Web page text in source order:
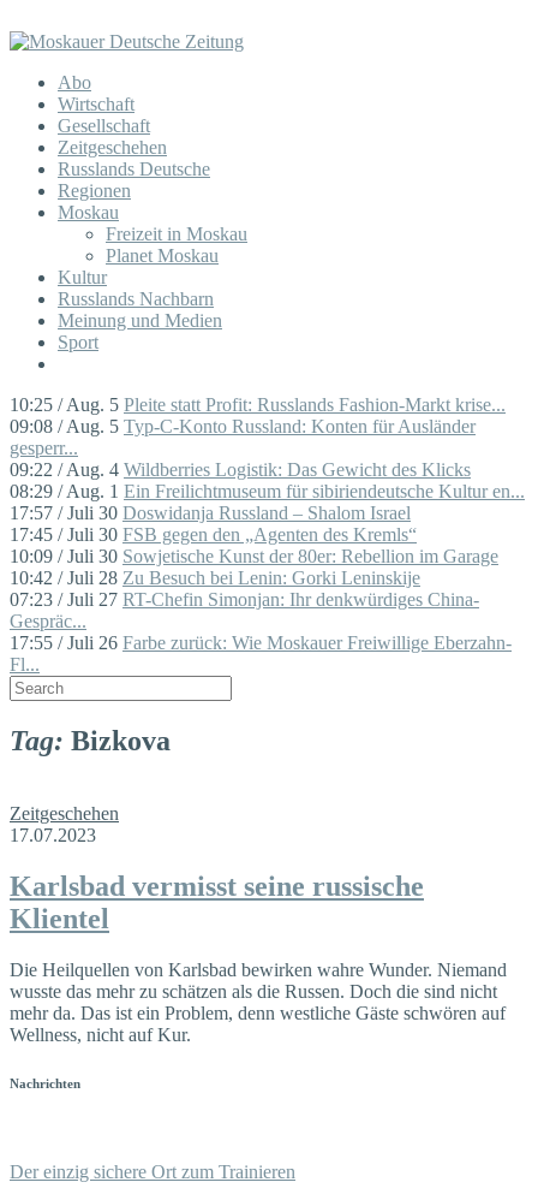
Abo
Wirtschaft
Gesellschaft
Zeitgeschehen
Russlands Deutsche
Regionen
Moskau
Freizeit in Moskau
Planet Moskau
Kultur
Russlands Nachbarn
Meinung und Medien
Sport
10:25 / Aug. 5 Pleite statt Profit: Russlands Fashion-Markt krise...
09:08 / Aug. 5 Typ-C-Konto Russland: Konten für Ausländer
gesperr...
09:22 / Aug. 4 Wildberries Logistik: Das Gewicht des Klicks
08:29 / Aug. 1 Ein Freilichtmuseum für sibiriendeutsche Kultur en...
17:57 / Juli 30 Doswidanja Russland – Shalom Israel
17:45 / Juli 30 FSB gegen den „Agenten des Kremls“
10:09 / Juli 30 Sowjetische Kunst der 80er: Rebellion im Garage
10:42 / Juli 28 Zu Besuch bei Lenin: Gorki Leninskije
07:23 / Juli 27 RT-Chefin Simonjan: Ihr denkwürdiges China-
Gespräc...
17:55 / Juli 26 Farbe zurück: Wie Moskauer Freiwillige Eberzahn-
Fl...
Tag: Bizkova
Zeitgeschehen
17.07.2023
Karlsbad vermisst seine russische
Klientel
Die Heilquellen von Karlsbad bewirken wahre Wunder. Niemand
wusste das mehr zu schätzen als die Russen. Doch die sind nicht
mehr da. Das ist ein Problem, denn westliche Gäste schwören auf
Wellness, nicht auf Kur.
Nachrichten
Der einzig sichere Ort zum Trainieren